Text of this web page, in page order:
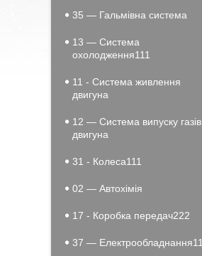
35 — Гальмівна система
13 — Система
охолодження111
11 - Система живлення
двигуна
12 — Система випуску газів
двигуна
31 - Колеса111
02 — Автохімія
17 - Коробка передач222
37 — Електрообладнання11